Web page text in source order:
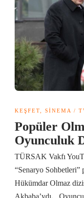
KEŞFET SINEMA /
Popüler
Oyunculuk
TÜRSAK Vakfı
“Senaryo Sohbetleri”
Hükümdar Olmaz